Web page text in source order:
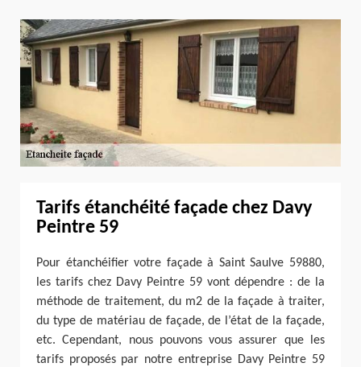
Tarifs étanchéité façade chez Davy
Peintre 59
Pour étanchéifier votre façade à Saint Saulve 59880,
les tarifs chez Davy Peintre 59 vont dépendre : de la
méthode de traitement, du m2 de la façade à traiter,
du type de matériau de façade, de l’état de la façade,
etc. Cependant, nous pouvons vous assurer que les
tarifs proposés par notre entreprise Davy Peintre 59